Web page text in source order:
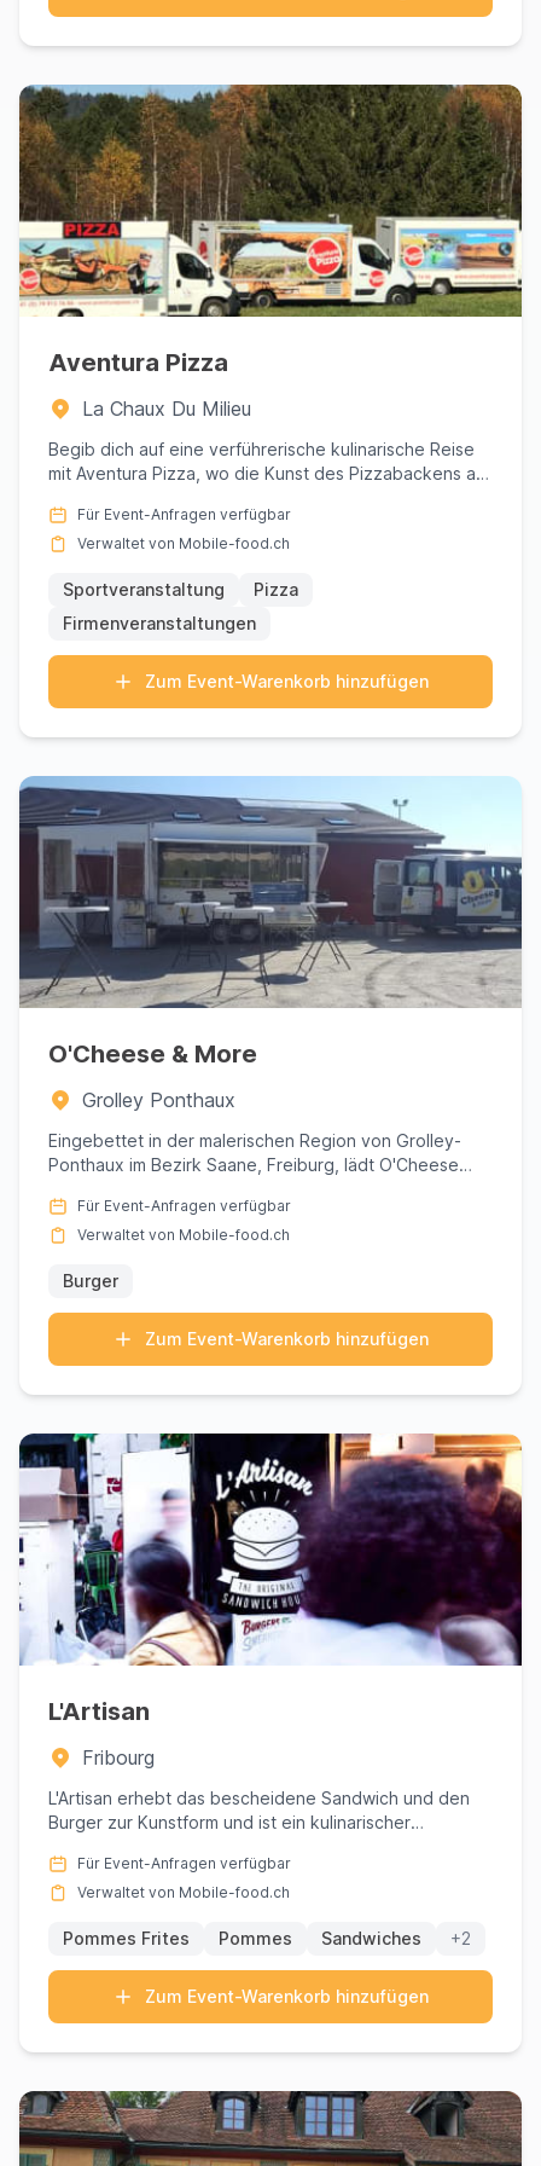
perfekten Food Truck für Ihren Anlass in
Sie einemassgeschneiderte Offerte
unverbindlich an. Unsere Plattform vereinfacht
die Logistik, damit Sie sich auf das Wesentliche
konzentrieren können: Ihren Gästen ein
unvergessliches kulinarisches Erlebnis zu bieten.
Aventura Pizza
La Chaux Du Milieu
Begib dich auf eine verführerische kulinarische Reise
mit Aventura Pizza, wo die Kunst des Pizzabackens auf
Für Event-Anfragen verfügbar
Verwaltet von Mobile-food.ch
Sportveranstaltung
Pizza
Firmenveranstaltungen
Zum Event-Warenkorb hinzufügen
O'Cheese & More
Grolley Ponthaux
Eingebettet in der malerischen Region von Grolley-
Ponthaux im Bezirk Saane, Freiburg, lädt O'Cheese
Für Event-Anfragen verfügbar
Verwaltet von Mobile-food.ch
Burger
Zum Event-Warenkorb hinzufügen
L'Artisan
Fribourg
L'Artisan erhebt das bescheidene Sandwich und den
Burger zur Kunstform und ist ein kulinarischer
Für Event-Anfragen verfügbar
Verwaltet von Mobile-food.ch
Pommes Frites Pommes Sandwiches +2
Zum Event-Warenkorb hinzufügen